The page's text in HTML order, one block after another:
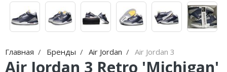
Главная Бренды Air Jordan Air Jordan 3
Air Jordan 3 Retro 'Michigan'
Nike Dunk
Nike Blazer
adidas Samba
adidas Handball